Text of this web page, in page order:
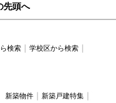
先頭へ
検索
学校区から検索
新築物件
新築戸建特集